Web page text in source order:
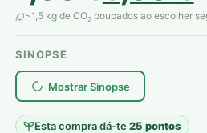
preço
original
era:
7,00 €.
preço
atual
é:
5,00 €.
~1,5 kg de CO2 poupados ao escolher
SINOPSE
Mostrar Sinopse
Esta compra dá-te25 pontos
plantar árvores reais